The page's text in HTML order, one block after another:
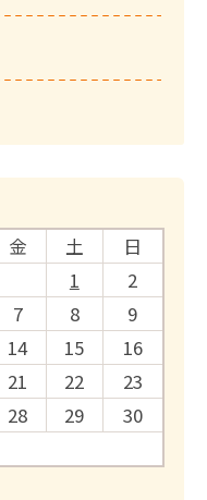
金 土
日
1
2
7 8
9
14 15
16
21 22
23
28 29
30